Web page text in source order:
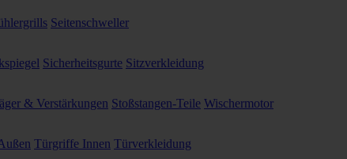
Seitenschweller
Sicherheitsgurte Sitzverkleidung
& Verstärkungen Stoßstangen-Teile Wischermotor
Türgriffe Innen Türverkleidung